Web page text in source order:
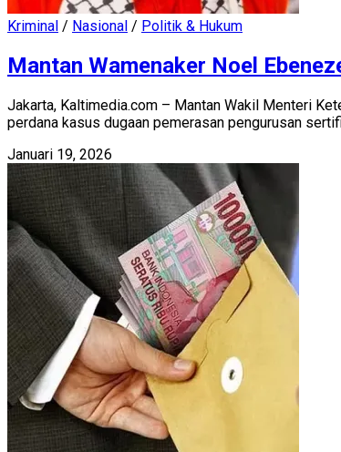
Kriminal / Nasional / Politik & Hukum
Mantan Wamenaker Noel
Jakarta, Kaltimedia.com – Mantan Wakil Menteri
perdana kasus dugaan pemerasan pengurusan
Januari 19, 2026